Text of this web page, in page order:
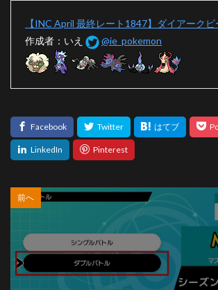
【INC April 最終レート1847】ダイアーク
作成者：いえ
@ie_pokemon
前へ